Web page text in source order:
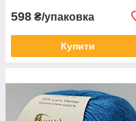
598 ₴/упаковка
Купити